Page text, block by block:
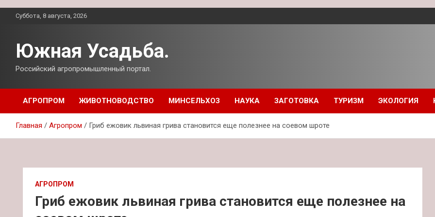
ПерейтиСуббота, 8 августа, 2026
Южная Усадьба.
Российский агропромышленный портал.
АГРОПРОМ ЖИВОТНОВОДСТВО МИНСЕЛЬХОЗ НАУКА ЗАГОТОВКА ТУРИЗМ ЭКОЛОГИЯ
Главная Агропром Гриб ежовик львиная грива становится еще полезнее на соевом шроте
АГРОПРОМ
Гриб ежовик львиная грива становится еще полезнее на